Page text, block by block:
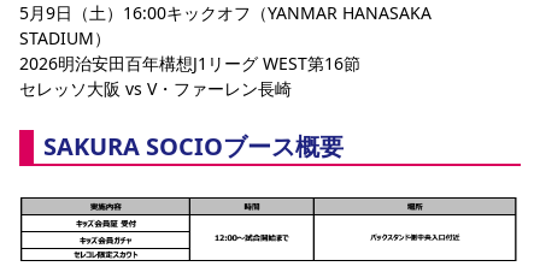
初めて観戦ガイド
観戦マナー&ルール
スタジアム
YANMAR HANASAKA STADIUM
DAZNで観戦
アウェイツアー
サポートする
パートナー企業募集中 セレッソ大阪VISAカード
セレッソアイデアちょうだいな
応援商店街
サステナビリティ
サステナビリティポリシー SDGsのゴール インパクトレポート
活動レポート SPORT POSITIVE LEAGUES 取り組み実績
スポーツクラブ
ファンクラブ
SAKURA SOCIO SAKURA POINT Program 招待券引換方法
まいセレチケット 会員規定 婚姻届・出生届・命名書
ニュース
すべて チーム グッズ チケット イベント
ホームタウン パートナー スポーツクラブ メディア 30周年
レディース
5月9日（土）16:00キックオフ（YANMAR HANASAKA
STADIUM）
2026明治安田百年構想J1リーグ WEST第16節
セレッソ大阪 vs V・ファーレン長崎
SAKURA SOCIOブース概要